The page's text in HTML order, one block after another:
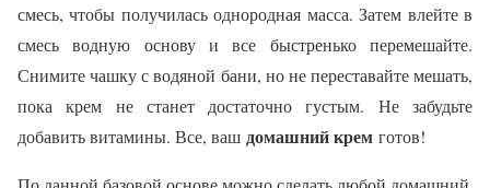
смесь, чтобы получилась однородная масса. Затем влейте в
смесь водную основу и все быстренько перемешайте.
Снимите чашку с водяной бани, но не переставайте мешать,
пока крем не станет достаточно густым. Не забудьте
добавить витамины. Все, ваш домашний крем готов!